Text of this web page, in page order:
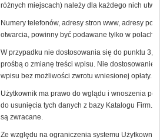
różnych miejscach) należy dla każdego nich
Numery telefonów, adresy stron www, adresy
otwarcia, powinny być podawane tylko w polach
W przypadku nie dostosowania się do punktu 3,
prośbą o zmianę treści wpisu. Nie dostosowanie
wpisu bez możliwości zwrotu wniesionej opłaty.
Użytkownik ma prawo do wglądu i wnoszenia
do usunięcia tych danych z bazy Katalogu Firm.
są zwracane.
Ze względu na ograniczenia systemu